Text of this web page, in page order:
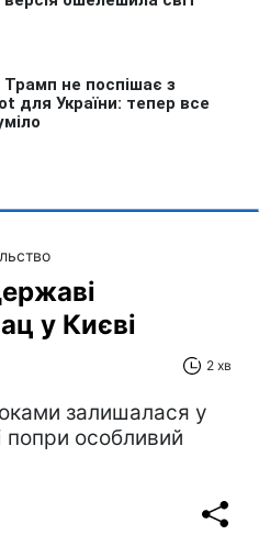
у Києві
2 хв
залишалася у
попри особливий